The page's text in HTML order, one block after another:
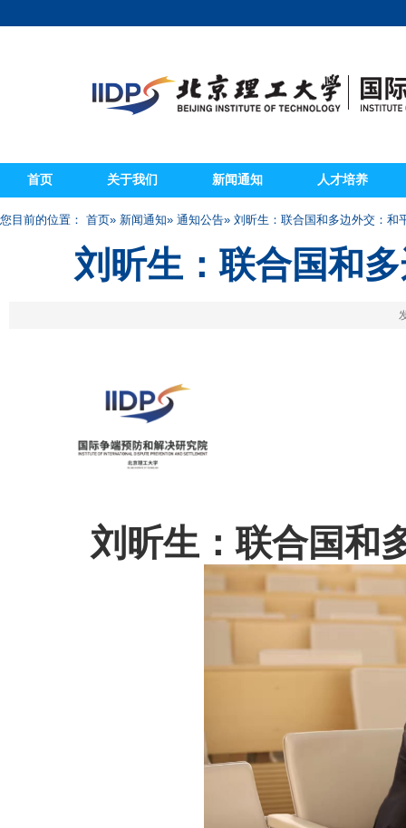
首页 关于我们 新闻通知 人才培养
您目前的位置： 首页» 新闻通知» 通知公告» 刘昕生：联合国和多边外交：和
刘昕生：联合国和
刘昕生：联合国和